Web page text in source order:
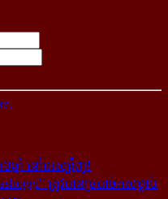
ឆ្នាំ នៅ​អេស្ប៉ាញ!
ត្រូវ​បាន​ច្របាច់ក​សម្លាប់​